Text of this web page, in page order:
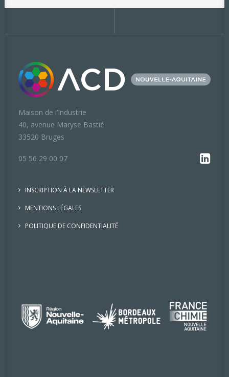
Maison de l’Industrie
40, avenue Maryse Bastié
33520 Bruges
05 56 29 00 07
INSCRIPTION À LA NEWSLETTER
MENTIONS LÉGALES
POLITIQUE DE CONFIDENTIALITÉ